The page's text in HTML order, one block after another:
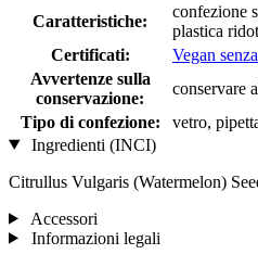
Caratteristiche:
confezione
plastica
Certificati:
Vegan
Avvertenze sulla
conservazione:
conservare
Tipo di confezione:
vetro,
Ingredienti (INCI)
Citrullus Vulgaris (Watermelon)
Accessori
Informazioni legali